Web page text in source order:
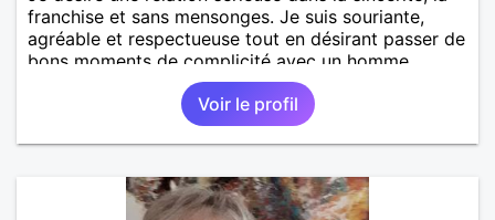
franchise et sans mensonges. Je suis souriante,
agréable et respectueuse tout en désirant passer de
bons moments de complicité avec un homme
voulant aller dans la même direction que moi.
Voir le profil